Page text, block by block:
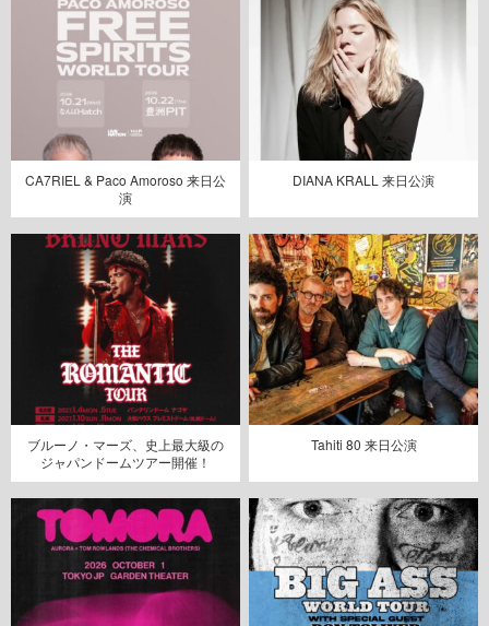
CA7RIEL & Paco Amoroso 来日公
演
DIANA KRALL 来日公演
ブルーノ・マーズ、史上最大級の
ジャパンドームツアー開催！
Tahiti 80 来日公演